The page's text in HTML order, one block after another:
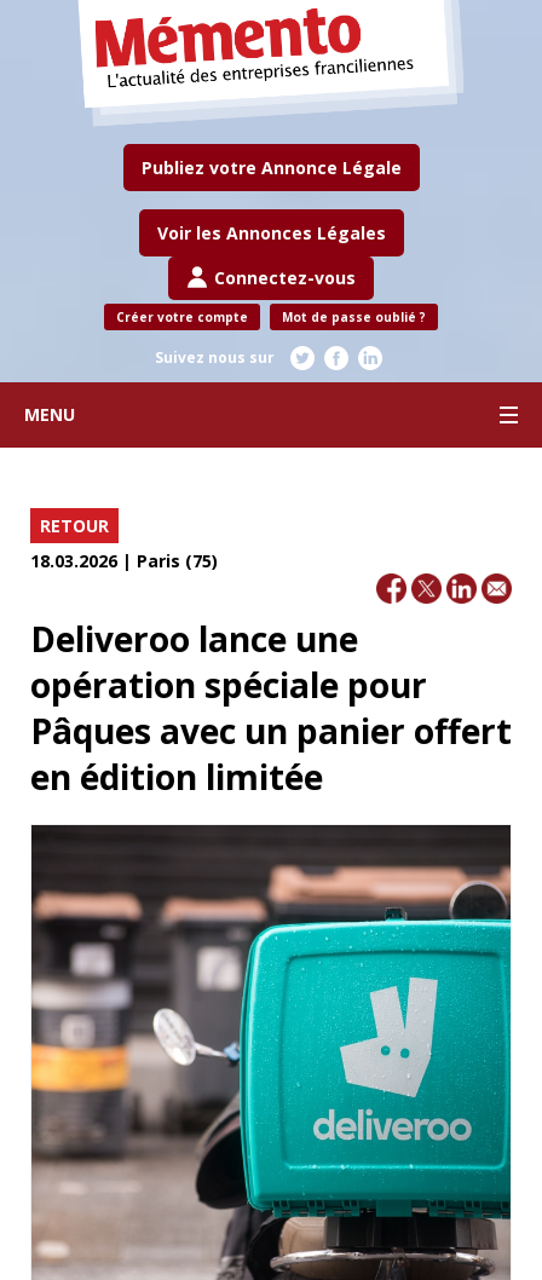
Publiez votre Annonce Légale
Voir les Annonces Légales
Connectez-vous
Créer votre compte Mot de passe oublié ?
Suivez nous sur
MENU
RETOUR
18.03.2026 | Paris (75)
Deliveroo lance une
opération spéciale pour
Pâques avec un panier offert
en édition limitée